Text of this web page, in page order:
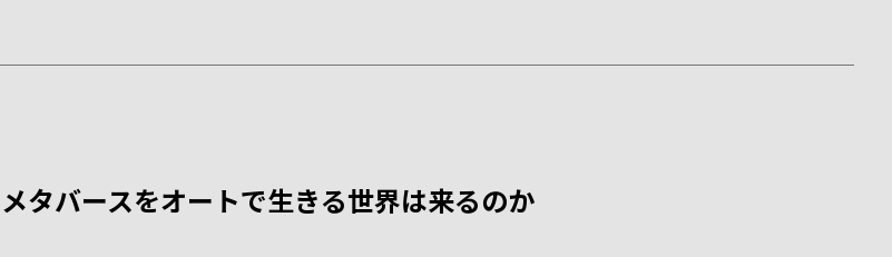
メタバースをオートで生きる世界は来るのか